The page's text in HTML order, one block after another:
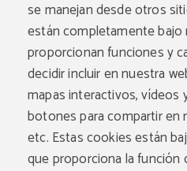
se manejan desde otros
están completamente
proporcionan funciones y
decidir incluir en nuestra
mapas interactivos, vídeos
botones para compartir en
etc. Estas cookies están
que proporciona la función